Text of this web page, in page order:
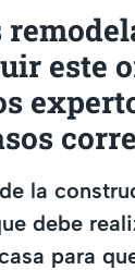
este
la
debe
para